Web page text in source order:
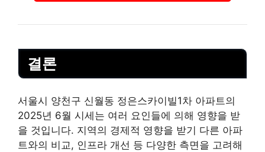
결론
서울시 양천구 신월동 정은스카이빌1차 아파트의
2025년 6월 시세는 여러 요인들에 의해 영향을 받
을 것입니다. 지역의 경제적 영향을 받기 다른 아파
트와의 비교, 인프라 개선 등 다양한 측면을 고려해